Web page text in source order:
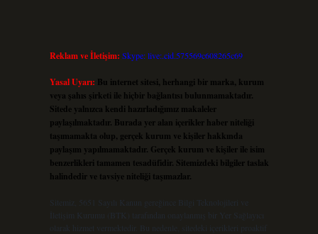
Reklam ve İletişim: Skype: live:.cid.575569c608265c69
Yasal Uyarı: Bu internet sitesi, herhangi bir marka, kurum
veya şahıs şirketi ile hiçbir bağlantısı bulunmamaktadır.
Sitede yalnızca kendi hazırladığımız makaleler
paylaşılmaktadır. Burada yer alan içerikler haber niteliği
taşımamakta olup, gerçek kurum ve kişiler hakkında
paylaşım yapılmamaktadır. Gerçek kurum ve kişiler ile isim
benzerlikleri tamamen tesadüfidir. Sitemizdeki bilgiler taslak
halindedir ve tavsiye niteliği taşımazlar.
Sitemiz, 5651 Sayılı Kanun gereğince Bilgi Teknolojileri ve
İletişim Kurumu (BTK) tarafından onaylanmış bir Yer Sağlayıcı
olarak hizmet vermektedir. Bu nedenle, sitedeki içerikleri proaktif